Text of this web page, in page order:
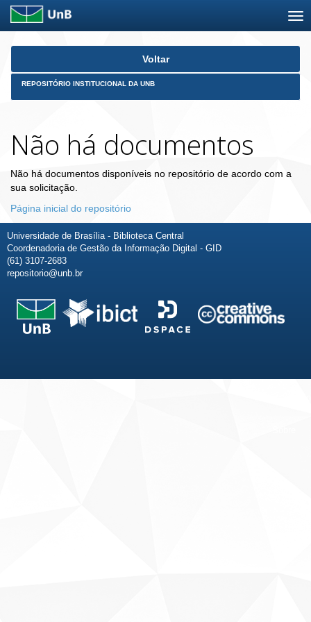
Skip
Voltar
REPOSITÓRIO INSTITUCIONAL DA UNB
Não há documentos
Não há documentos disponíveis no repositório de acordo com a
sua solicitação.
Página inicial do repositório
Universidade de Brasília - Biblioteca Central
Coordenadoria de Gestão da Informação Digital - GID
(61) 3107-2683
repositorio@unb.br